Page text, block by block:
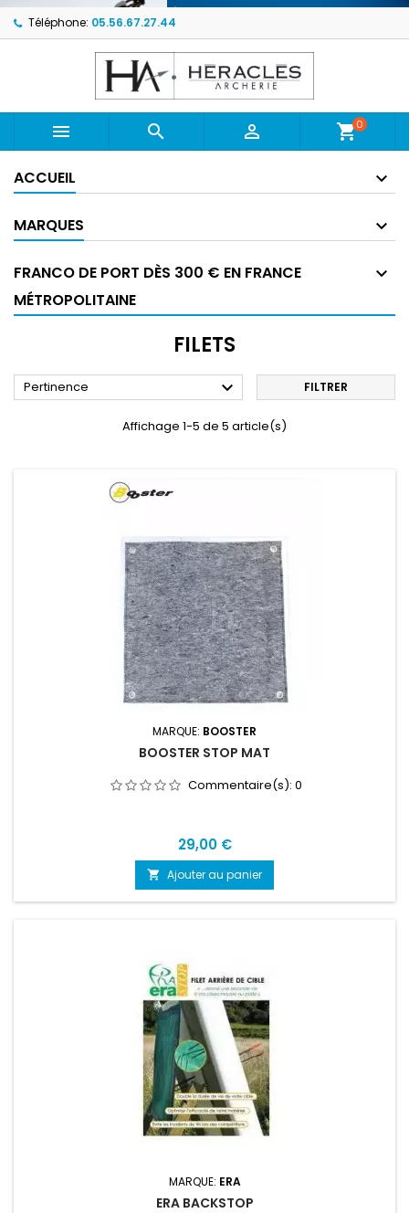
Téléphone: 05.56.67.27.44
   shopping_cart0
ACCUEIL
MARQUES
FRANCO DE PORT DÈS 300 € EN FRANCE
MÉTROPOLITAINE
FILETS
Pertinence  FILTRER
Affichage 1-5 de 5 article(s)
MARQUE: BOOSTER
BOOSTER STOP MAT
Commentaire(s): 0
Prix
29,00 €
 Ajouter au panier
MARQUE: ERA
ERA BACKSTOP